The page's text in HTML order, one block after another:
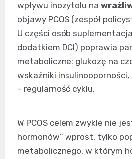
wpływu inozytolu na
objawy PCOS (zespół
U części osób
dodatkiem DCI) poprawia
metaboliczne: glukozę na
wskaźniki
– regularność cyklu.
W PCOS celem zwykle nie
hormonów” wprost, tylko
metabolicznego, w którym